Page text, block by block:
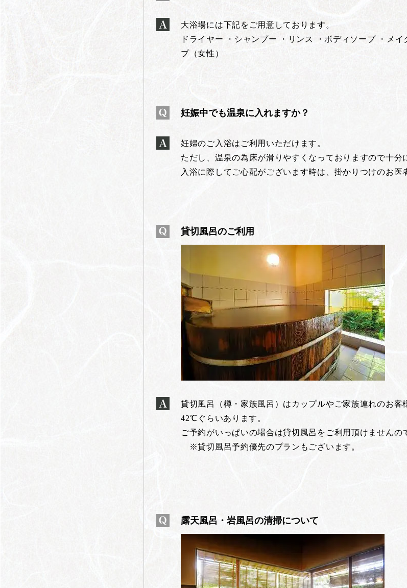
大浴場には下記をご用意しております。
ドライヤー ・シャンプー ・リンス ・ボディソープ ・メ
プ（女性）
妊娠中でも温泉に入れますか？
妊婦のご入浴はご利用いただけます。
ただし、温泉の為床が滑りやすくなっておりますので十
入浴に際してご心配がございます時は、掛かりつけのお医
貸切風呂のご利用
貸切風呂（樽・家族風呂）はカップルやご家族連れのお
42℃ぐらいあります。
ご予約がいっぱいの場合は貸切風呂をご利用頂けませんの
※貸切風呂予約優先のプランもございます。
露天風呂・岩風呂の清掃について